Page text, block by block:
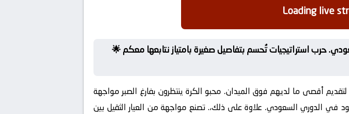
Loading live
🌟 بث مباشر مباراة الأهلي السعودي و الخلود في الدوري السعودي. حرب استراتيجيات تُحسم بتفاصيل صغيرة بامتياز نتابعها معكم
أقصى ما لديهم فوق الميدان. محبو الكرة ينتظرون بفارغ الصبر مواجهة
في الدوري السعودي. علاوة على ذلك،. تصنع مواجهة من العيار الثقيل بين